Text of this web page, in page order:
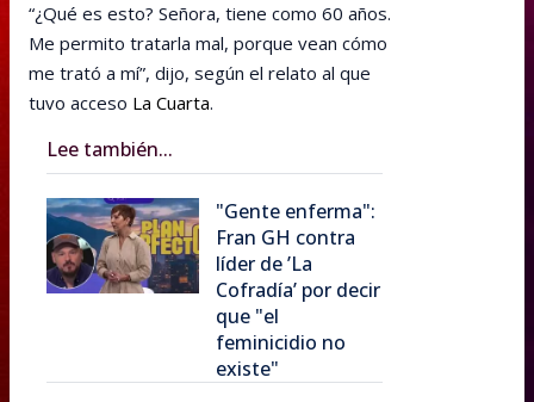
“¿Qué es esto? Señora, tiene como 60 años.
Me permito tratarla mal, porque vean cómo
me trató a mí”, dijo, según el relato al que
tuvo acceso La Cuarta.
Lee también...
"Gente enferma":
Fran GH contra
líder de ’La
Cofradía’ por decir
que "el
feminicidio no
existe"